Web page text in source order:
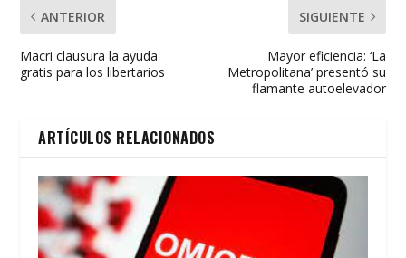
ANTERIOR
Macri clausura la ayuda
gratis para los libertarios
SIGUIENTE
Mayor eficiencia: ‘La
Metropolitana’ presentó su
flamante autoelevador
ARTÍCULOS RELACIONADOS